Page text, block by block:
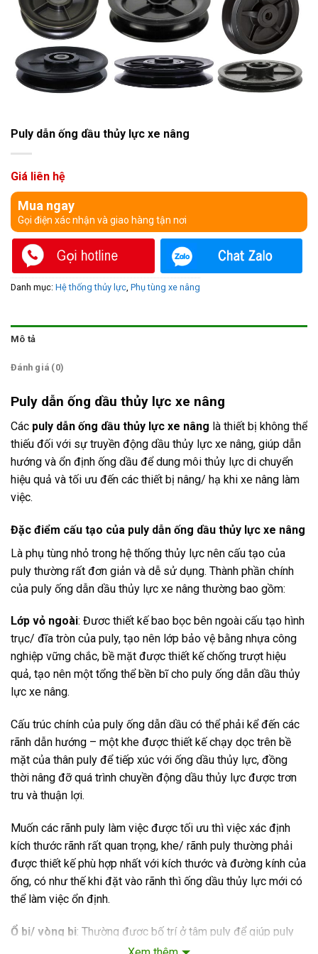
Puly dẫn ống dầu thủy lực xe nâng
Giá liên hệ
Mua ngay
Gọi điện xác nhận và giao hàng tận nơi
Danh mục: Hệ thống thủy lực, Phụ tùng xe nâng
Mô tả
Đánh giá (0)
Puly dẫn ống dầu thủy lực xe nâng
Các puly dẫn ống dầu thủy lực xe nâng là thiết bị không thể
thiếu đối với sự truyền động dầu thủy lực xe nâng, giúp dẫn
hướng và ổn định ống dầu để dung môi thủy lực di chuyển
hiệu quả và tối ưu đến các thiết bị nâng/ hạ khi xe nâng làm
việc.
Đặc điểm cấu tạo của puly dẫn ống dầu thủy lực xe nâng
Là phụ tùng nhỏ trong hệ thống thủy lực nên cấu tạo của
puly thường rất đơn giản và dễ sử dụng. Thành phần chính
của puly ống dẫn dầu thủy lực xe nâng thường bao gồm:
Lớp vỏ ngoài: Đươc thiết kế bao bọc bên ngoài cấu tạo hình
trục/ đĩa tròn của puly, tạo nên lớp bảo vệ bằng nhựa công
nghiệp vững chắc, bề mặt được thiết kế chống trượt hiệu
quả, tạo nên một tổng thể bền bĩ cho puly ống dẫn dầu thủy
lực xe nâng.
Cấu trúc chính của puly ống dẫn dầu có thể phải kể đến các
rãnh dẫn hướng – một khe được thiết kế chạy dọc trên bề
mặt của thân puly để tiếp xúc với ống dầu thủy lực, đồng
thời nâng đỡ quá trình chuyền động dầu thủy lực được trơn
tru và thuận lợi.
Muốn các rãnh puly làm việc được tối ưu thì việc xác định
kích thước rãnh rất quan trọng, khe/ rãnh puly thường phải
được thiết kế phù hợp nhất với kích thước và đường kính của
ống, có như thế khi đặt vào rãnh thì ống dầu thủy lực mới có
thể làm việc ổn định.
Ổ bi/ vòng bi: Thường được bố trí ở tâm puly để giúp puly
xoay tròn mượt mà mỗi khi chuyển động, giới hạn tối thiểu